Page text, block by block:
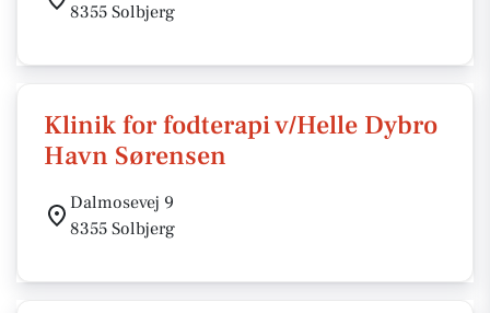
8355 Solbjerg
Klinik for fodterapi v/Helle Dybro
Havn Sørensen
Dalmosevej 9
8355 Solbjerg